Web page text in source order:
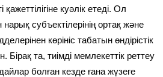
куәлік етеді. Ол
субъектілерінің ортақ және
көрініс табатын өндірістік
Бірақ та, тиімді мемлекеттік реттеу
болған кезде ғана жүзеге